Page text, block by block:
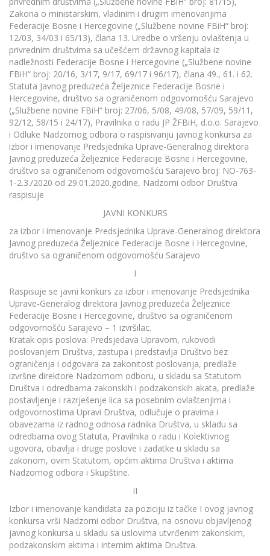
Zakona o ministarskim, vladinim i drugim imenovanjima
Federacije Bosne i Hercegovine („Službene novine FBiH“ broj:
12/03, 34/03 i 65/13), člana 13. Uredbe o vršenju ovlaštenja u
privrednim društvima sa učešćem državnog kapitala iz
nadležnosti Federacije Bosne i Hercegovine („Službene novine
FBiH“ broj: 20/16, 3/17, 9/17, 69/17 i 96/17), člana 49., 61. i 62.
Statuta Javnog preduzeća Željeznice Federacije Bosne i
Hercegovine, društvo sa ograničenom odgovornošću Sarajevo
(„Službene novine FBiH“ broj: 27/06, 5/08, 49/08, 57/09, 59/11,
92/12, 58/15 i 24/17), Pravilnika o radu JP ŽFBiH, d.o.o. Sarajevo
i Odluke Nadzornog odbora o raspisivanju javnog konkursa za
izbor i imenovanje Predsjednika Uprave-Generalnog direktora
Javnog preduzeća Željeznice Federacije Bosne i Hercegovine,
društvo sa ograničenom odgovornošću Sarajevo broj: NO-763-
1-2.3./2020 od 29.01.2020.godine, Nadzorni odbor Društva
raspisuje
JAVNI KONKURS
za izbor i imenovanje Predsjednika Uprave-Generalnog direktora
Javnog preduzeća Željeznice Federacije Bosne i Hercegovine,
društvo sa ograničenom odgovornošću Sarajevo
I
Raspisuje se javni konkurs za izbor i imenovanje Predsjednika
Uprave-Generalog direktora Javnog preduzeća Željeznice
Federacije Bosne i Hercegovine, društvo sa ograničenom
odgovornošću Sarajevo – 1 izvršilac.
Kratak opis poslova: Predsjedava Upravom, rukovodi
poslovanjem Društva, zastupa i predstavlja Društvo bez
ograničenja i odgovara za zakonitost poslovanja, predlaže
izvršne direktore Nadzornom odboru, u skladu sa Statutom
Društva i odredbama zakonskih i podzakonskih akata, predlaže
postavljenje i razrješenje lica sa posebnim ovlaštenjima i
odgovornostima Upravi Društva, odlučuje o pravima i
obavezama iz radnog odnosa radnika Društva, u skladu sa
odredbama ovog Statuta, Pravilnika o radu i Kolektivnog
ugovora, obavlja i druge poslove i zadatke u skladu sa
zakonom, ovim Statutom, općim aktima Društva i aktima
Nadzornog odbora i Skupštine.
II
Izbor i imenovanje kandidata za poziciju iz tačke I ovog javnog
konkursa vrši Nadzorni odbor Društva, na osnovu objavljenog
javnog konkursa u skladu sa uslovima utvrđenim zakonskim,
podzakonskim aktima i internim aktima Društva.